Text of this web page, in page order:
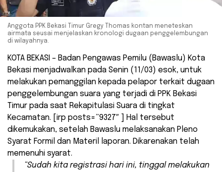
Anggota PPK Bekasi Timur Gregy Thomas kontan meneteskan
airmata seusai menjelaskan kronologi dugaan penggelembungan
di wilayahnya.
KOTA BEKASI – Badan Pengawas Pemilu (Bawaslu) Kota
Bekasi menjadwalkan pada Senin (11/03) esok, untuk
melakukan pemanggilan kepada pelapor terkait dugaan
penggelembungan suara yang terjadi di PPK Bekasi
Timur pada saat Rekapitulasi Suara di tingkat
Kecamatan. [irp posts=”9327″ ] Hal tersebut
dikemukakan, setelah Bawaslu melaksanakan Pleno
Syarat Formil dan Materil laporan. Dikarenakan telah
memenuhi syarat.
“Sudah kita registrasi hari ini, tinggal melakukan